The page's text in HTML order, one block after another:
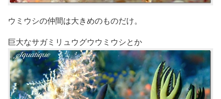
ウミウシの仲間は大きめのものだけ。
巨大なサガミリュウグウウミウシとか